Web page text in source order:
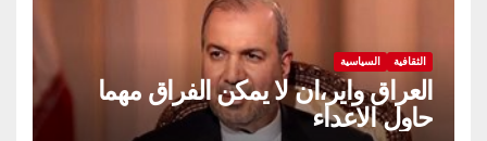
الثقافية السياسية
العراق واير،ان لا يمكن الفراق مهما
حاول الاعداء